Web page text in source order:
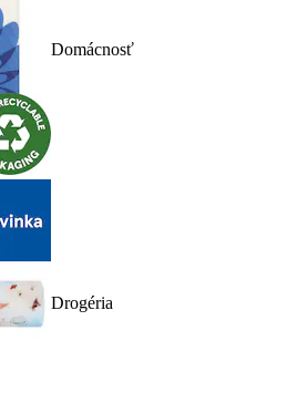
Domácnosť
Drogéria